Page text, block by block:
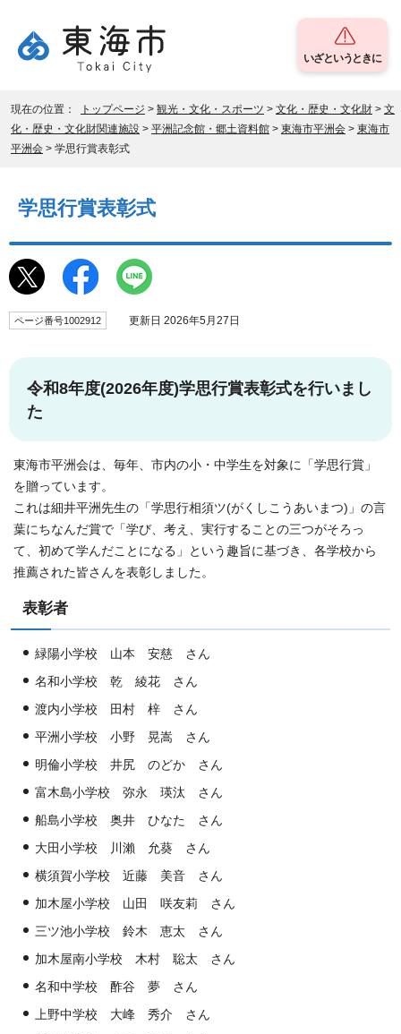
いざというときに
現在の位置： トップページ > 観光・文化・スポーツ > 文化・歴史・文化財 > 文
化・歴史・文化財関連施設 > 平洲記念館・郷土資料館 > 東海市平洲会 > 東海市
平洲会 > 学思行賞表彰式
学思行賞表彰式
ページ番号1002912 更新日 2026年5月27日
令和8年度(2026年度)学思行賞表彰式を行いまし
た
東海市平洲会は、毎年、市内の小・中学生を対象に「学思行賞」
を贈っています。
これは細井平洲先生の「学思行相須ツ(がくしこうあいまつ)」の言
葉にちなんだ賞で「学び、考え、実行することの三つがそろっ
て、初めて学んだことになる」という趣旨に基づき、各学校から
推薦された皆さんを表彰しました。
表彰者
緑陽小学校 山本 安慈 さん
名和小学校 乾 綾花 さん
渡内小学校 田村 梓 さん
平洲小学校 小野 晃嵩 さん
明倫小学校 井尻 のどか さん
富木島小学校 弥永 瑛汰 さん
船島小学校 奥井 ひなた さん
大田小学校 川瀨 允葵 さん
横須賀小学校 近藤 美音 さん
加木屋小学校 山田 咲友莉 さん
三ツ池小学校 鈴木 恵太 さん
加木屋南小学校 木村 聡太 さん
名和中学校 酢谷 夢 さん
上野中学校 大峰 秀介 さん